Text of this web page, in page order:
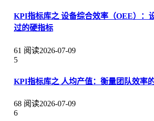
KPI指标库之 设备综合效率（OEE）：
过的硬指标
61 阅读2026-07-09
5
KPI指标库之 人均产值：衡量团队效率
68 阅读2026-07-09
6